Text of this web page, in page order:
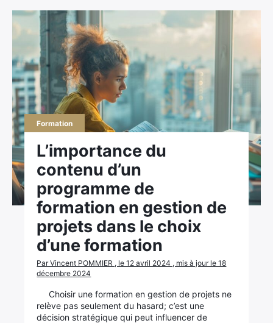
Formation
L’importance du
contenu d’un
programme de
formation en gestion de
projets dans le choix
d’une formation
Par Vincent POMMIER , le 12 avril 2024 , mis à jour le 18
décembre 2024
Choisir une formation en gestion de projets ne
relève pas seulement du hasard; c’est une
décision stratégique qui peut influencer de